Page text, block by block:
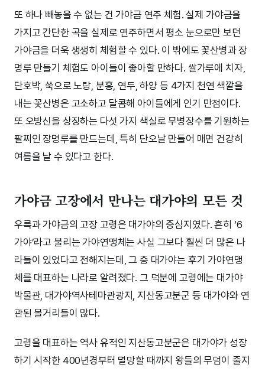
또 하나 빼놓을 수 없는 건 가야금 연주 체험. 실제 가야금을
가지고 간단한 곡을 실제로 연주하면서 평소 눈으로만 보던
가야금을 더욱 생생히 체험할 수 있다. 이 밖에도 꽃산병과 장
명루 만들기 체험도 아이들이 좋아할 만하다. 쌀가루에 치자,
단호박, 쑥으로 노랑, 분홍, 연두, 하양 등 4가지 천연 색깔을
내는 꽃산병은 고소하고 달콤해 아이들에게 인기 만점이다.
또 오방신을 상징하는 다섯 가지 색실로 무병장수를 기원하는
팔찌인 장명루를 만드는데, 특히 단오날 만들어 매면 건강히
여름을 날 수 있다고 한다.
가야금 고장에서 만나는 대가야의 모든 것
우륵과 가야금의 고장 고령은 대가야의 중심지였다. 흔히 ‘6
가야’라고 불리는 가야연맹체는 사실 그보다 훨씬 더 많은 나
라들이 있었다고 전해지는데, 그 중 대가야는 후기 가야연맹
체를 대표하는 나라로 알려졌다. 그 덕분에 고령에는 대가야
박물관, 대가야역사테마관광지, 지산동고분군 등 대가야와 연
관된 볼거리들이 많다.
고령을 대표하는 역사 유적인 지산동고분군은 대가야가 성장
하기 시작한 400년경부터 멸망할 때까지 왕들의 무덤이 줄지